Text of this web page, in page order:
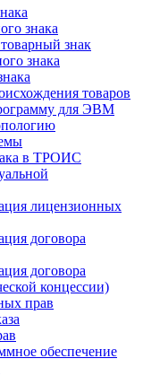
знака
знак
знака
товаров
для ЭВМ
в ТРОИС
лицензионных
договора
договора
концессии)
прав
обеспечение